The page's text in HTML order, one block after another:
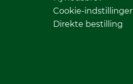
Cookie-indstillinger
Direkte bestilling